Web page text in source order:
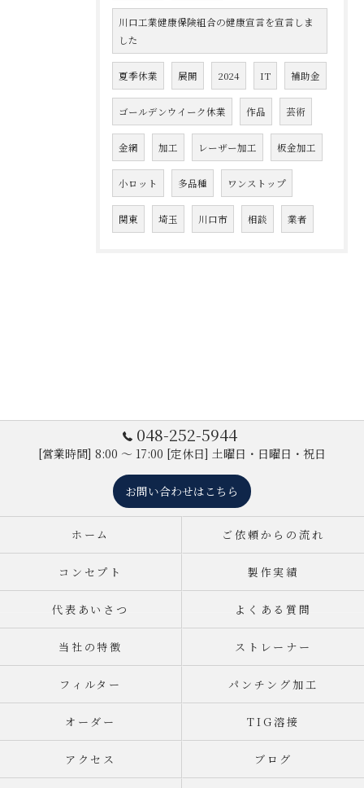
川口工業健康保険組合の健康宣言を宣言しま
した
夏季休業 展開 2024 IT 補助金
ゴールデンウイーク休業 作品 芸術
金網 加工 レーザー加工 板金加工
小ロット 多品種 ワンストップ
関東 埼玉 川口市 相談 業者
048-252-5944
[営業時間] 8:00 ～ 17:00 [定休日] 土曜日・日曜日・祝日
お問い合わせはこちら
ホーム ご依頼からの流れ
コンセプト 製作実績
代表あいさつ よくある質問
当社の特徴 ストレーナー
フィルター パンチング加工
オーダー TIG溶接
アクセス ブログ